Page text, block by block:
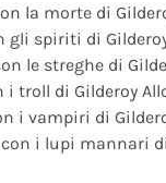
la morte di
gli spiriti di
le streghe di
i troll di Gilderoy
i vampiri di
con i lupi mannari